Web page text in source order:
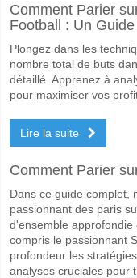
Comment Parier
Football : Un
Plongez dans les
nombre total de buts
détaillé. Apprenez à
pour maximiser vos
Lire la suite
Comment Parier
Dans ce guide complet,
passionnant des paris
d'ensemble
compris le passionnant
profondeur les
analyses cruciales pour